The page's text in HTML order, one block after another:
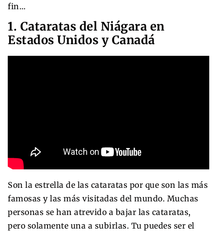
fin…
1. Cataratas del Niágara en
Estados Unidos y Canadá
Son la estrella de las cataratas por que son las más
famosas y las más visitadas del mundo. Muchas
personas se han atrevido a bajar las cataratas,
pero solamente una a subirlas. Tu puedes ser el